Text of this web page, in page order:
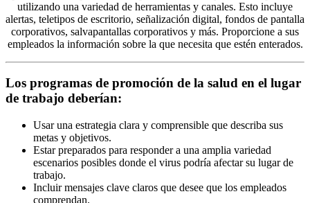
utilizando una variedad de herramientas y canales. Esto incluye
alertas, teletipos de escritorio, señalización digital, fondos de pantalla
corporativos, salvapantallas corporativos y más. Proporcione a sus
empleados la información sobre la que necesita que estén enterados.
Los programas de promoción de la salud en el lugar
de trabajo deberían:
Usar una estrategia clara y comprensible que describa sus
metas y objetivos.
Estar preparados para responder a una amplia variedad
escenarios posibles donde el virus podría afectar su lugar de
trabajo.
Incluir mensajes clave claros que desee que los empleados
comprendan.